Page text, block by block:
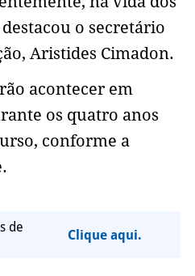
o secretário
Aristides Cimadon.
acontecer em
os quatro anos
conforme a
de
Clique aqui.